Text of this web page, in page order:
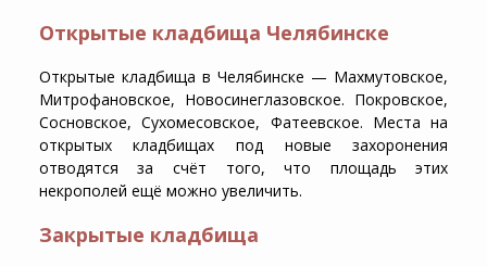
Открытые кладбища Челябинске
Открытые кладбища в Челябинске — Махмутовское,
Митрофановское, Новосинеглазовское. Покровское,
Сосновское, Сухомесовское, Фатеевское. Места на
открытых кладбищах под новые захоронения
отводятся за счёт того, что площадь этих
некрополей ещё можно увеличить.
Закрытые кладбища